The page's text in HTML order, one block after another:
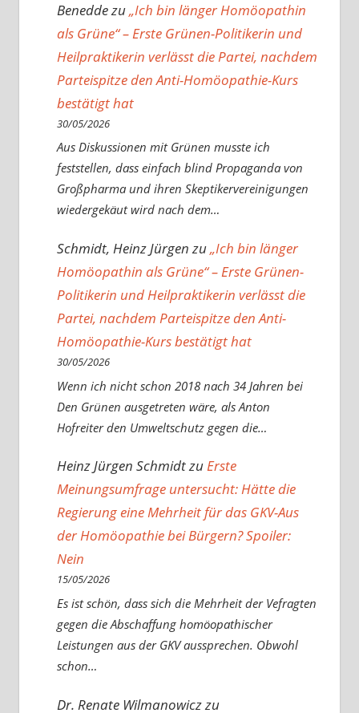
Beneddezu„Ich bin länger Homöopathin
als Grüne“ – Erste Grünen-Politikerin und
Heilpraktikerin verlässt die Partei, nachdem
Parteispitze den Anti-Homöopathie-Kurs
bestätigt hat
30/05/2026
Aus Diskussionen mit Grünen musste ich
feststellen, dass einfach blind Propaganda von
Großpharma und ihren Skeptikervereinigungen
wiedergekäut wird nach dem…
Schmidt, Heinz Jürgenzu„Ich bin länger
Homöopathin als Grüne“ – Erste Grünen-
Politikerin und Heilpraktikerin verlässt die
Partei, nachdem Parteispitze den Anti-
Homöopathie-Kurs bestätigt hat
30/05/2026
Wenn ich nicht schon 2018 nach 34 Jahren bei
Den Grünen ausgetreten wäre, als Anton
Hofreiter den Umweltschutz gegen die…
Heinz Jürgen SchmidtzuErste
Meinungsumfrage untersucht: Hätte die
Regierung eine Mehrheit für das GKV-Aus
der Homöopathie bei Bürgern? Spoiler:
Nein
15/05/2026
Es ist schön, dass sich die Mehrheit der Vefragten
gegen die Abschaffung homöopathischer
Leistungen aus der GKV aussprechen. Obwohl
schon…
Dr. Renate Wilmanowiczzu